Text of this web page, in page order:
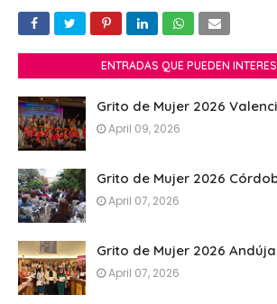
ENTRADAS QUE PUEDEN
Grito de Mujer 2026
April 09, 2026
Grito de Mujer 2026
April 07, 2026
Grito de Mujer 2026
April 07, 2026